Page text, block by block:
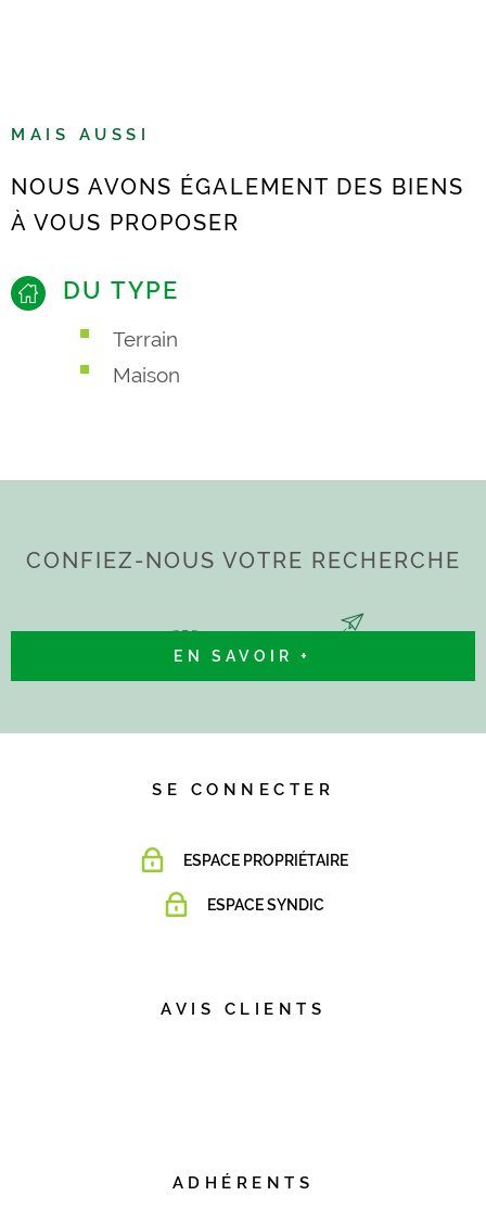
MAIS AUSSI
NOUS AVONS ÉGALEMENT DES BIENS
À VOUS PROPOSER
DU TYPE
Terrain
Maison
CONFIEZ-NOUS VOTRE RECHERCHE
EN SAVOIR +
SE CONNECTER
ESPACE PROPRIÉTAIRE
ESPACE SYNDIC
AVIS CLIENTS
ADHÉRENTS